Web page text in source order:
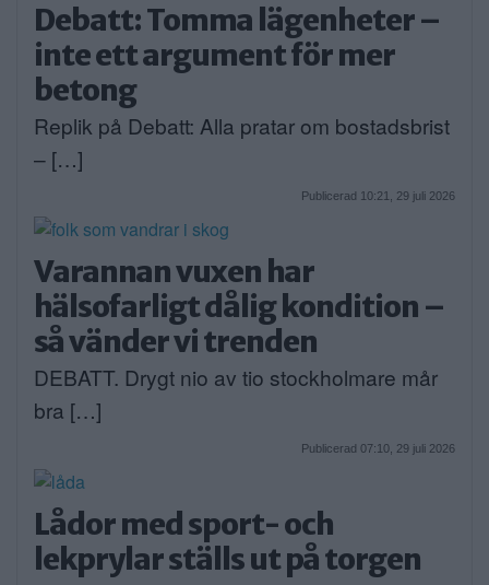
Debatt: Tomma lägenheter –
inte ett argument för mer
betong
Replik på Debatt: Alla pratar om bostadsbrist
– […]
Publicerad 10:21, 29 juli 2026
Varannan vuxen har
hälsofarligt dålig kondition –
så vänder vi trenden
DEBATT. Drygt nio av tio stockholmare mår
bra […]
Publicerad 07:10, 29 juli 2026
Lådor med sport- och
lekprylar ställs ut på torgen